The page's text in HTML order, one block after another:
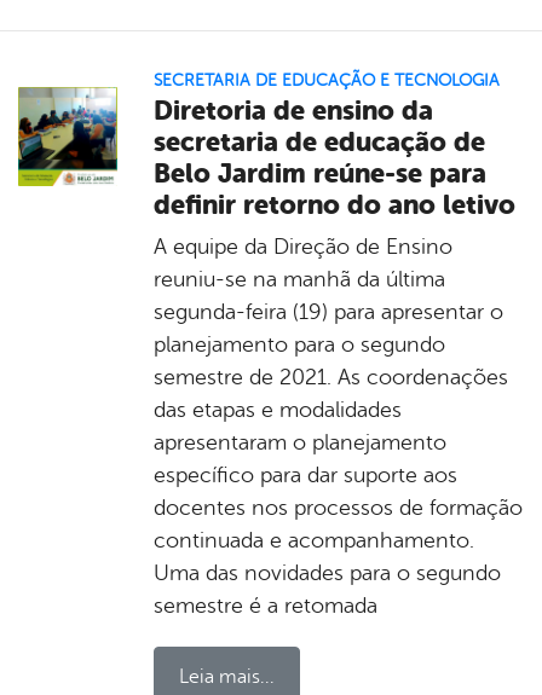
SECRETARIA DE EDUCAÇÃO E TECNOLOGIA
Diretoria de ensino da
secretaria de educação de
Belo Jardim reúne-se para
definir retorno do ano letivo
A equipe da Direção de Ensino
reuniu-se na manhã da última
segunda-feira (19) para apresentar o
planejamento para o segundo
semestre de 2021. As coordenações
das etapas e modalidades
apresentaram o planejamento
específico para dar suporte aos
docentes nos processos de formação
continuada e acompanhamento.
Uma das novidades para o segundo
semestre é a retomada
Leia mais...